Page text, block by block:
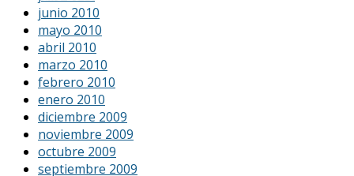
junio 2010
mayo 2010
abril 2010
marzo 2010
febrero 2010
enero 2010
diciembre 2009
noviembre 2009
octubre 2009
septiembre 2009